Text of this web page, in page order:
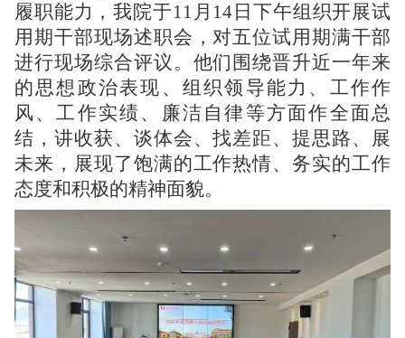
履职能力，我院于11月14日下午组织开展试
用期干部现场述职会，对五位试用期满干部
进行现场综合评议。他们围绕晋升近一年来
的思想政治表现、组织领导能力、工作作
风、工作实绩、廉洁自律等方面作全面总
结，讲收获、谈体会、找差距、提思路、展
未来，展现了饱满的工作热情、务实的工作
态度和积极的精神面貌。